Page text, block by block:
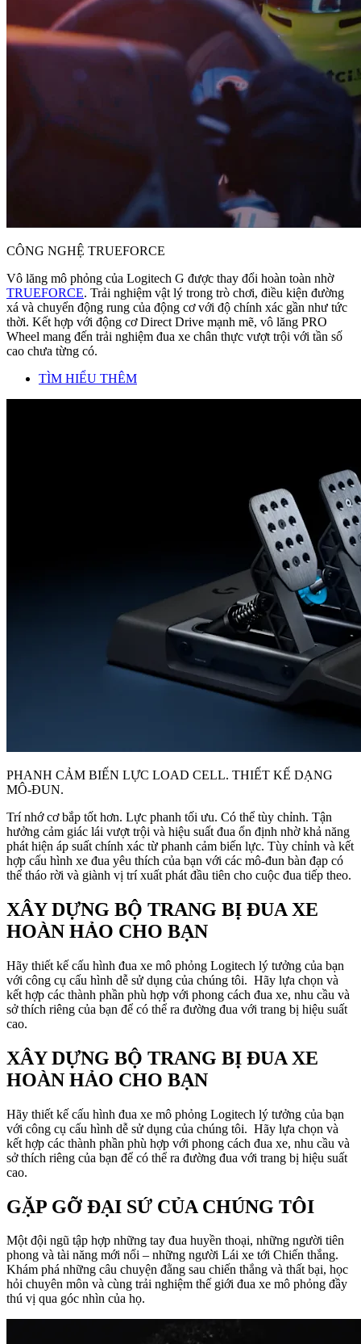
CÔNG NGHỆ TRUEFORCE
Vô lăng mô phỏng của Logitech G được thay đổi hoàn toàn nhờ
TRUEFORCE. Trải nghiệm vật lý trong trò chơi, điều kiện đường
xá và chuyển động rung của động cơ với độ chính xác gần như tức
thời. Kết hợp với động cơ Direct Drive mạnh mẽ, vô lăng PRO
Wheel mang đến trải nghiệm đua xe chân thực vượt trội với tần số
cao chưa từng có.
TÌM HIỂU THÊM
PHANH CẢM BIẾN LỰC LOAD CELL. THIẾT KẾ DẠNG
MÔ-ĐUN.
Trí nhớ cơ bắp tốt hơn. Lực phanh tối ưu. Có thể tùy chỉnh. Tận
hưởng cảm giác lái vượt trội và hiệu suất đua ổn định nhờ khả năng
phát hiện áp suất chính xác từ phanh cảm biến lực. Tùy chỉnh và kết
hợp cấu hình xe đua yêu thích của bạn với các mô-đun bàn đạp có
thể tháo rời và giành vị trí xuất phát đầu tiên cho cuộc đua tiếp theo.
XÂY DỰNG BỘ TRANG BỊ ĐUA XE
HOÀN HẢO CHO BẠN
Hãy thiết kế cấu hình đua xe mô phỏng Logitech lý tưởng của bạn
với công cụ cấu hình dễ sử dụng của chúng tôi. Hãy lựa chọn và
kết hợp các thành phần phù hợp với phong cách đua xe, nhu cầu và
sở thích riêng của bạn để có thể ra đường đua với trang bị hiệu suất
cao.
XÂY DỰNG BỘ TRANG BỊ ĐUA XE
HOÀN HẢO CHO BẠN
Hãy thiết kế cấu hình đua xe mô phỏng Logitech lý tưởng của bạn
với công cụ cấu hình dễ sử dụng của chúng tôi. Hãy lựa chọn và
kết hợp các thành phần phù hợp với phong cách đua xe, nhu cầu và
sở thích riêng của bạn để có thể ra đường đua với trang bị hiệu suất
cao.
GẶP GỠ ĐẠI SỨ CỦA CHÚNG TÔI
Một đội ngũ tập hợp những tay đua huyền thoại, những người tiên
phong và tài năng mới nổi – những người Lái xe tới Chiến thắng.
Khám phá những câu chuyện đằng sau chiến thắng và thất bại, học
hỏi chuyên môn và cùng trải nghiệm thế giới đua xe mô phỏng đầy
thú vị qua góc nhìn của họ.